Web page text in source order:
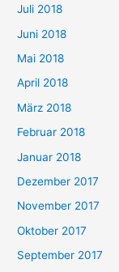
Juli 2018
Juni 2018
Mai 2018
April 2018
März 2018
Februar 2018
Januar 2018
Dezember 2017
November 2017
Oktober 2017
September 2017